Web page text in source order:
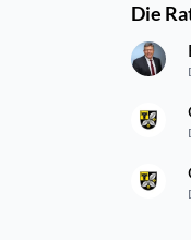
Die